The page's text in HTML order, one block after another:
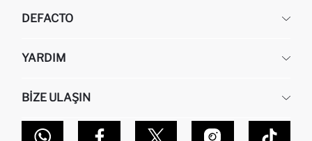
DEFACTO
HAKKIMIZDA
KURUMSAL SATIŞ
DEFACTO TEKNOLOJI
YARDIM
SIPARIŞIMI NASIL TAKIP EDERIM?
NASIL İADE EDERIM?
GIFT CLUB SIKÇA SORULAN SORULAR
BIZE ULAŞIN
MAĞAZALARIMIZ